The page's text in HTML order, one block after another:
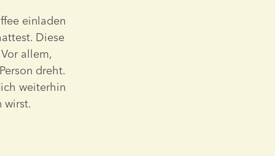
einladen
Diese
allem,
dreht.
weiterhin
wirst.